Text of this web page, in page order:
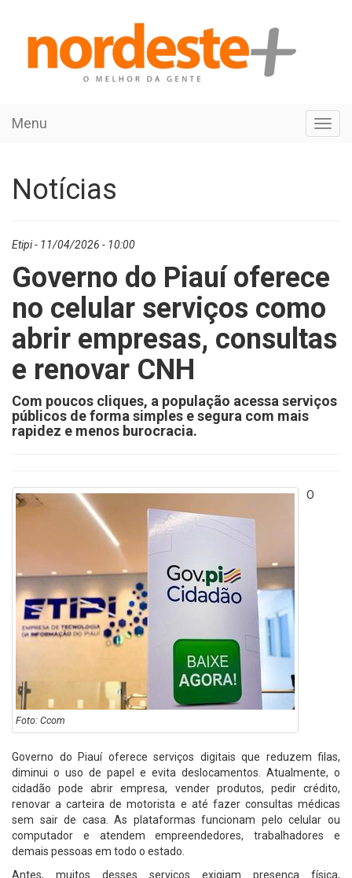
Menu
Notícias
Etipi - 11/04/2026 - 10:00
Governo do Piauí oferece
no celular serviços como
abrir empresas, consultas
e renovar CNH
Com poucos cliques, a população acessa serviços
públicos de forma simples e segura com mais
rapidez e menos burocracia.
Foto: Ccom
O
Governo do Piauí oferece serviços digitais que reduzem filas,
diminui o uso de papel e evita deslocamentos. Atualmente, o
cidadão pode abrir empresa, vender produtos, pedir crédito,
renovar a carteira de motorista e até fazer consultas médicas
sem sair de casa. As plataformas funcionam pelo celular ou
computador e atendem empreendedores, trabalhadores e
demais pessoas em todo o estado.
Antes, muitos desses serviços exigiam presença física,